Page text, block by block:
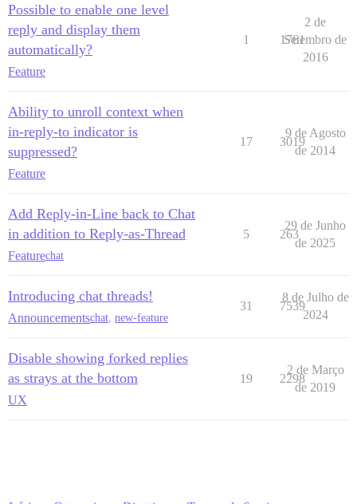
Possible to enable one level
reply and display them
automatically?
Feature
1 1761
2 de
Setembro de
2016
Ability to unroll context when
in-reply-to indicator is
suppressed?
Feature
17 3019
9 de Agosto
de 2014
Add Reply-in-Line back to Chat
in addition to Reply-as-Thread
Featurechat
5 263
29 de Junho
de 2025
Introducing chat threads!
Announcementschat, new-feature
31 7539
8 de Julho de
2024
Disable showing forked replies
as strays at the bottom
UX
19 2298
2 de Março
de 2019